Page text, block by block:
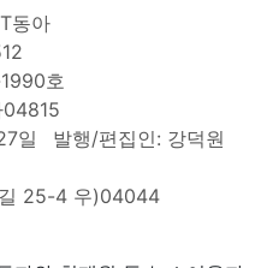
동아
호
04815
일
발행/편집인: 강덕원
25-4 우)04044